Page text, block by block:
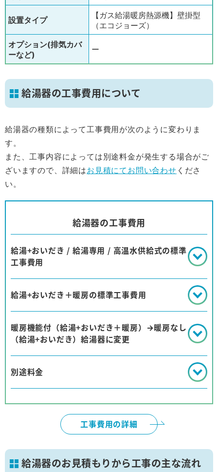
設置タイプ
【ガス給湯暖房熱源機】壁掛型
（エコジョーズ）
オプション(排気カバ
ーなど)
ー
給湯器の工事費用について
給湯器の種類によって工事費用が次のように変わりま
す。
また、工事内容によっては別途料金が発生する場合がご
ざいますので、詳細はお見積にてお問い合わせ くださ
い。
給湯器の工事費用
給湯+おいだき / 給湯専用 / 高温水供給式の標準
工事費用
給湯+おいだき＋暖房の標準工事費用
暖房機能付（給湯+おいだき＋暖房）→暖房なし
（給湯+おいだき）給湯器に変更
別途料金
工事費用の詳細
給湯器のお見積もりから工事の主な流れ